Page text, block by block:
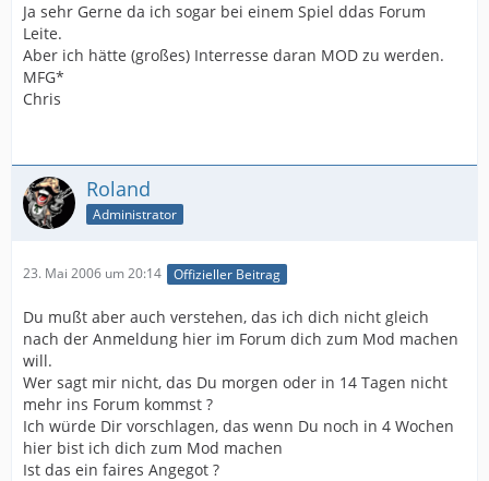
Ja sehr Gerne da ich sogar bei einem Spiel ddas Forum
Leite.
Aber ich hätte (großes) Interresse daran MOD zu werden.
MFG*
Chris
Roland
Administrator
23. Mai 2006 um 20:14 Offizieller Beitrag
Du mußt aber auch verstehen, das ich dich nicht gleich
nach der Anmeldung hier im Forum dich zum Mod machen
will.
Wer sagt mir nicht, das Du morgen oder in 14 Tagen nicht
mehr ins Forum kommst ?
Ich würde Dir vorschlagen, das wenn Du noch in 4 Wochen
hier bist ich dich zum Mod machen
Ist das ein faires Angegot ?